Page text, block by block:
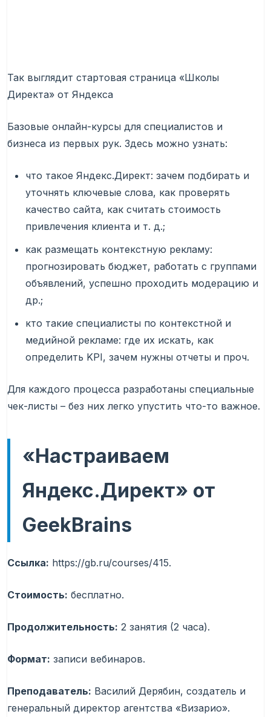
Так выглядит стартовая страница «Школы
Директа» от Яндекса
Базовые онлайн-курсы для специалистов и
бизнеса из первых рук. Здесь можно узнать:
что такое Яндекс.Директ: зачем подбирать и
уточнять ключевые слова, как проверять
качество сайта, как считать стоимость
привлечения клиента и т. д.;
как размещать контекстную рекламу:
прогнозировать бюджет, работать с группами
объявлений, успешно проходить модерацию и
др.;
кто такие специалисты по контекстной и
медийной рекламе: где их искать, как
определить KPI, зачем нужны отчеты и проч.
Для каждого процесса разработаны специальные
чек-листы – без них легко упустить что-то важное.
«Настраиваем
Яндекс.Директ» от
GeekBrains
Ссылка: https://gb.ru/courses/415.
Стоимость: бесплатно.
Продолжительность: 2 занятия (2 часа).
Формат: записи вебинаров.
Преподаватель: Василий Дерябин, создатель и
генеральный директор агентства «Визарио».